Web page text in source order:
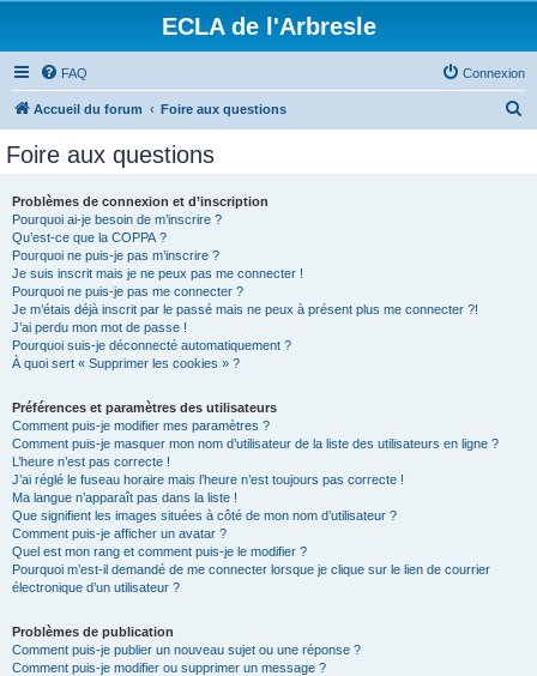
ECLA de l'Arbresle
FAQ Connexion
Accueil du forum Foire aux questions
Foire aux questions
Problèmes de connexion et d’inscription
Pourquoi ai-je besoin de m’inscrire ?
Qu’est-ce que la COPPA ?
Pourquoi ne puis-je pas m’inscrire ?
Je suis inscrit mais je ne peux pas me connecter !
Pourquoi ne puis-je pas me connecter ?
Je m’étais déjà inscrit par le passé mais ne peux à présent plus me connecter ?!
J’ai perdu mon mot de passe !
Pourquoi suis-je déconnecté automatiquement ?
À quoi sert « Supprimer les cookies » ?
Préférences et paramètres des utilisateurs
Comment puis-je modifier mes paramètres ?
Comment puis-je masquer mon nom d’utilisateur de la liste des utilisateurs en ligne ?
L’heure n’est pas correcte !
J’ai réglé le fuseau horaire mais l’heure n’est toujours pas correcte !
Ma langue n’apparaît pas dans la liste !
Que signifient les images situées à côté de mon nom d’utilisateur ?
Comment puis-je afficher un avatar ?
Quel est mon rang et comment puis-je le modifier ?
Pourquoi m’est-il demandé de me connecter lorsque je clique sur le lien de courrier
électronique d’un utilisateur ?
Problèmes de publication
Comment puis-je publier un nouveau sujet ou une réponse ?
Comment puis-je modifier ou supprimer un message ?